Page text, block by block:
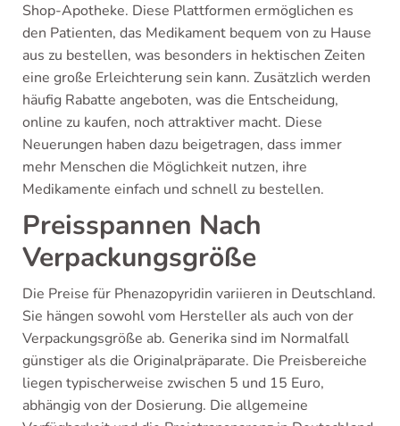
Shop-Apotheke. Diese Plattformen ermöglichen es
den Patienten, das Medikament bequem von zu Hause
aus zu bestellen, was besonders in hektischen Zeiten
eine große Erleichterung sein kann. Zusätzlich werden
häufig Rabatte angeboten, was die Entscheidung,
online zu kaufen, noch attraktiver macht. Diese
Neuerungen haben dazu beigetragen, dass immer
mehr Menschen die Möglichkeit nutzen, ihre
Medikamente einfach und schnell zu bestellen.
Preisspannen Nach
Verpackungsgröße
Die Preise für Phenazopyridin variieren in Deutschland.
Sie hängen sowohl vom Hersteller als auch von der
Verpackungsgröße ab. Generika sind im Normalfall
günstiger als die Originalpräparate. Die Preisbereiche
liegen typischerweise zwischen 5 und 15 Euro,
abhängig von der Dosierung. Die allgemeine